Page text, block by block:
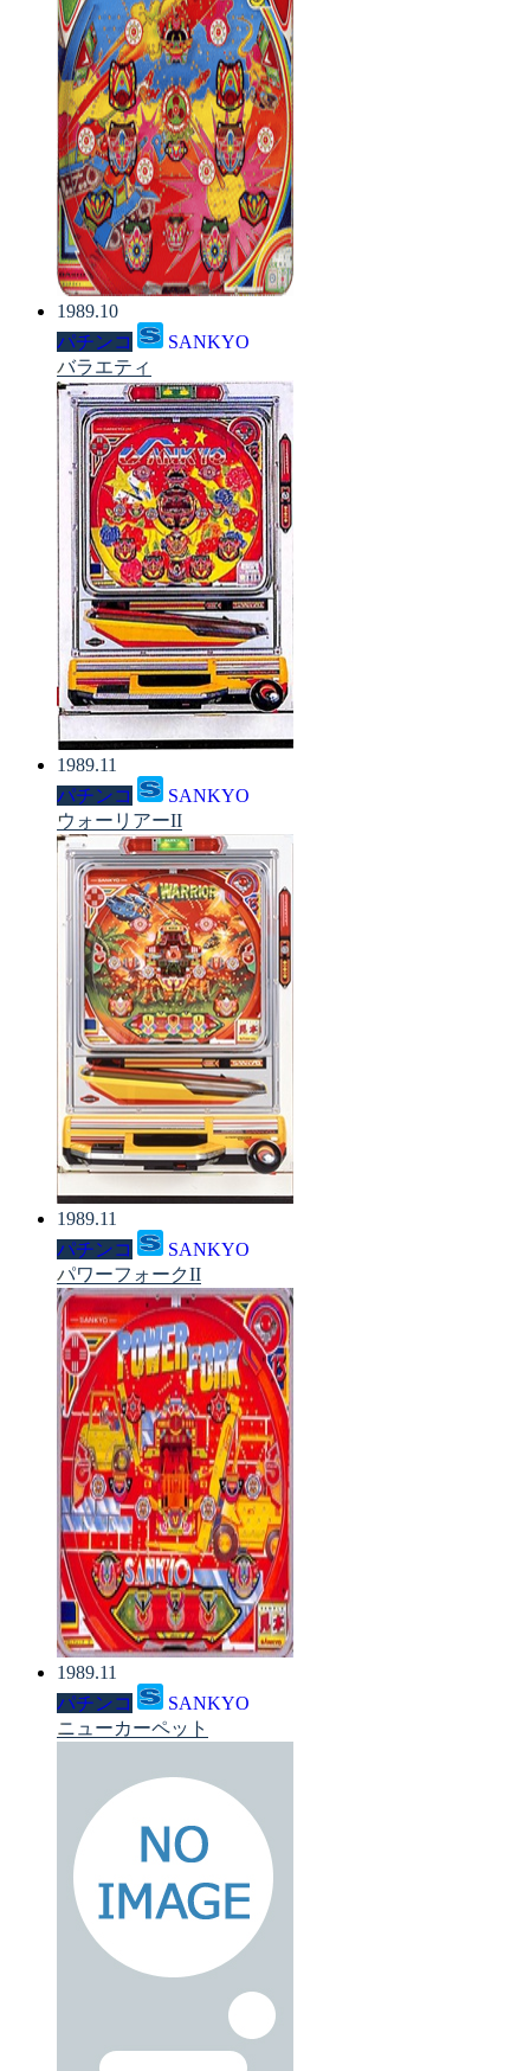
1989.10
パチンコ
SANKYO
バラエティ
1989.11
パチンコ
SANKYO
ウォーリアーII
1989.11
パチンコ
SANKYO
パワーフォークII
1989.11
パチンコ
SANKYO
ニューカーペット